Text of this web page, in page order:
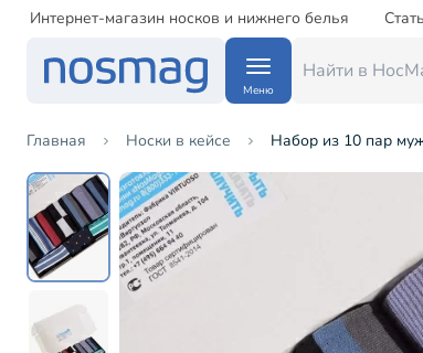
Интернет-магазин носков и нижнего белья
Меню
Главная Носки в кейсе Набор из 10 пар